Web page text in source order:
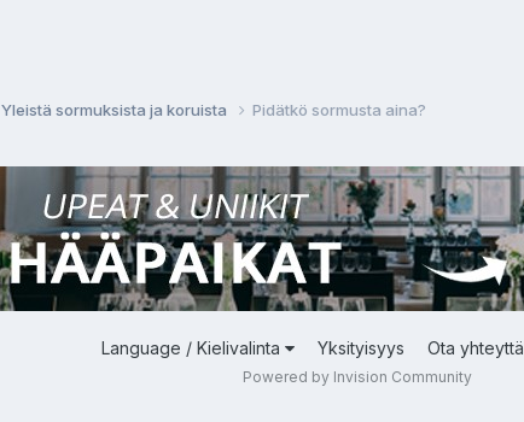
Yleistä sormuksista ja koruista Pidätkö sormusta aina?
Language / Kielivalinta Yksityisyys Ota yhteyttä
Powered by Invision Community